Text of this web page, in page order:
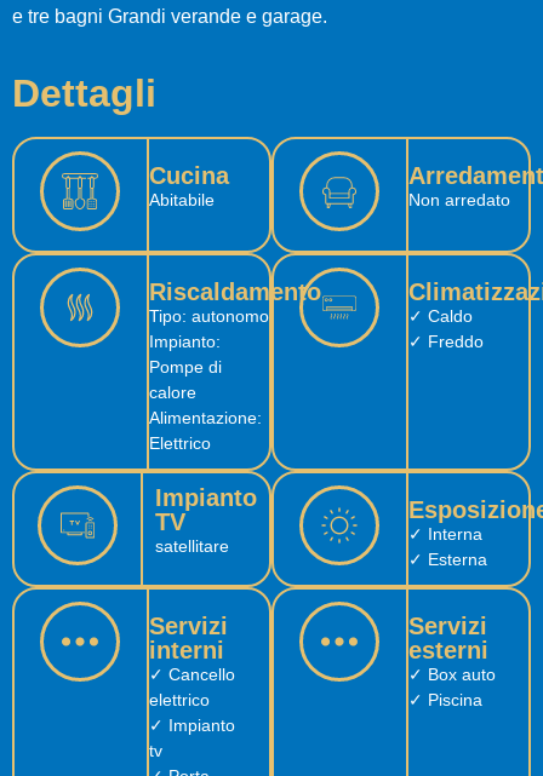
e tre bagni Grandi verande e garage.
Dettagli
Cucina
Abitabile Non arredato
Riscaldamento
Tipo: autonomo
Impianto:
Pompe di
calore
Alimentazione:
Elettrico
✓ Caldo
✓ Freddo
Impianto
TV
satellitare
✓ Interna
✓ Esterna
Servizi
interni
✓ Cancello
elettrico
✓ Impianto
tv
Servizi
esterni
✓ Box auto
✓ Piscina